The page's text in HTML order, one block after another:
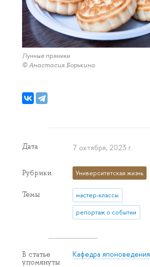
Лунные пряники
© Анастасия Борькина
Дата 7 октября, 2023 г.
Рубрики Университетская жизнь
Темы мастер-классы
репортаж о событии
В статье
упомянуты
Кафедра японоведения